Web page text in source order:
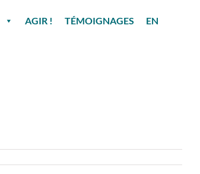
AGIR ! TÉMOIGNAGES EN